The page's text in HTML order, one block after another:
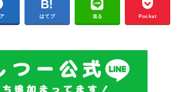
はてブ 送る Pocket